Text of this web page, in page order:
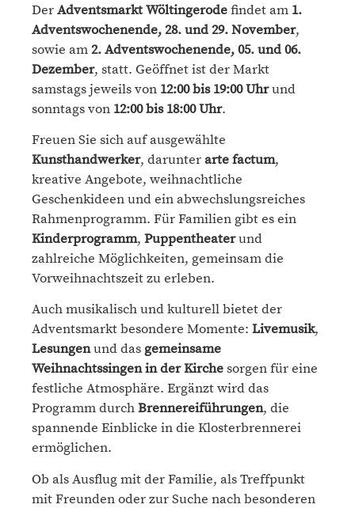
DerAdventsmarkt Wöltingerodefindet am 1.
Adventswochenende, 28. und 29. November,
sowie am2. Adventswochenende, 05. und 06.
Dezember, statt. Geöffnet ist der Markt
samstags jeweils von 12:00 bis 19:00 Uhrund
sonntags von 12:00 bis 18:00 Uhr.
Freuen Sie sich auf ausgewählte
Kunsthandwerker, darunterarte factum,
kreative Angebote, weihnachtliche
Geschenkideen und ein abwechslungsreiches
Rahmenprogramm. Für Familien gibt es ein
Kinderprogramm, Puppentheaterund
zahlreiche Möglichkeiten, gemeinsam die
Vorweihnachtszeit zu erleben.
Auch musikalisch und kulturell bietet der
Adventsmarkt besondere Momente: Livemusik,
Lesungenund dasgemeinsame
Weihnachtssingen in der Kirchesorgen für eine
festliche Atmosphäre. Ergänzt wird das
Programm durchBrennereiführungen, die
spannende Einblicke in die Klosterbrennerei
ermöglichen.
Ob als Ausflug mit der Familie, als Treffpunkt
mit Freunden oder zur Suche nach besonderen